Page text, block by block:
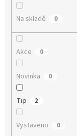
Na skladě 0
Akce 0
Novinka 0
Tip 2
Vystaveno 0